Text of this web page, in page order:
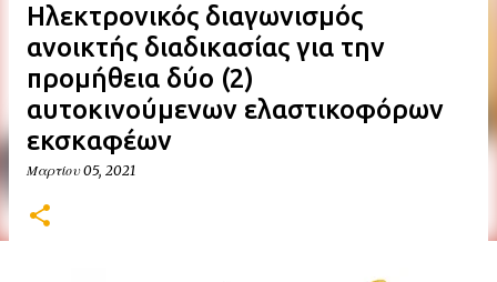
Ηλεκτρονικός διαγωνισμός
ανοικτής διαδικασίας για την
προμήθεια δύο (2)
αυτοκινούμενων ελαστικοφόρων
εκσκαφέων
Μαρτίου 05, 2021